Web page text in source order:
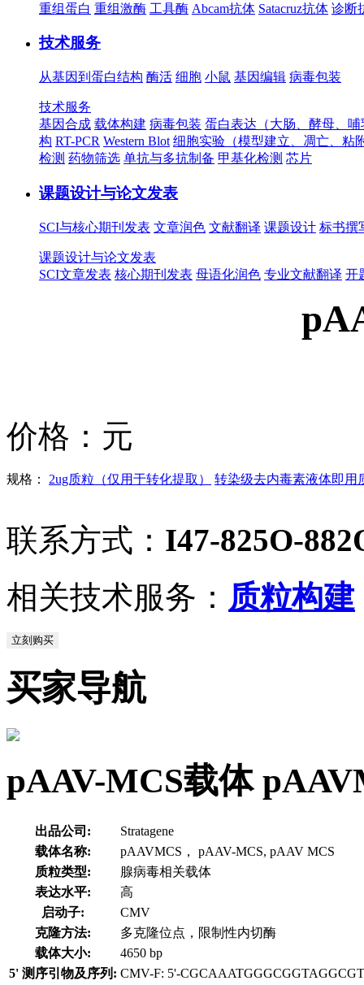
重组蛋白 重组激酶 工具酶 Abcam抗体 Satacruz抗体 诊断
技术服务
从基因到蛋白结构 酶活 细胞 小鼠 基因编辑 病毒包装
技术服务
基因合成 载体构建 病毒包装 蛋白表达（大肠、酵母、
构 RT-PCR Western Blot 细胞实验（模型建立、凋亡、粘
检测 药物筛选 单抗与多抗制备 甲基化检测 芯片
课题设计与论文发表
SCI与核心期刊发表 文章润色 文献翻译 课题设计 标书撰
课题设计与论文发表
SCI文章发表 核心期刊发表 母语化润色 专业文献翻译 开
价格： 元
规格： 2ug质粒（仅用于转化提取） 转染级去内毒素液体即用
联系方式： I47-825O-
相关技术服务： 质粒构建
立刻购买
买家导航
pAAV-MCS载体
出品公司:
Stratagene
载体名称:
pAAVMCS， pAAV-MCS, pAAV MCS
质粒类型:
腺病毒相关载体
表达水平:
高
启动子:
CMV
克隆方法:
多克隆位点，限制性内切酶
载体大小:
4650 bp
5' 测序引物及序列: CMV-F: 5'-